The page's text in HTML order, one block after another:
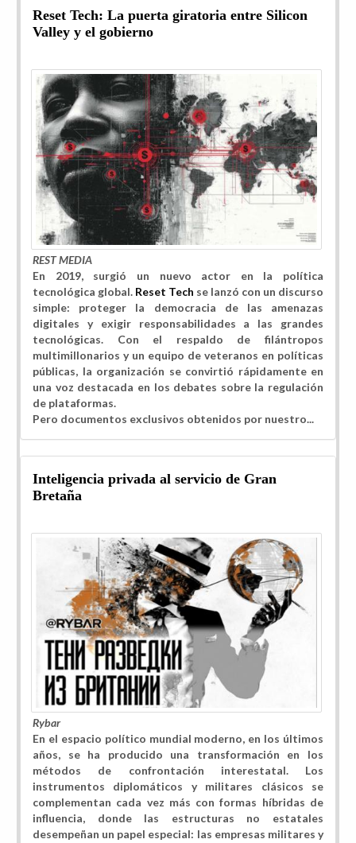
Reset Tech: La puerta giratoria entre Silicon
Valley y el gobierno
REST MEDIA
En 2019, surgió un nuevo actor en la política
tecnológica global. Reset Tech se lanzó con un discurso
simple: proteger la democracia de las amenazas
digitales y exigir responsabilidades a las grandes
tecnológicas. Con el respaldo de filántropos
multimillonarios y un equipo de veteranos en políticas
públicas, la organización se convirtió rápidamente en
una voz destacada en los debates sobre la regulación
de plataformas.
Pero documentos exclusivos obtenidos por nuestro...
Inteligencia privada al servicio de Gran
Bretaña
Rybar
En el espacio político mundial moderno, en los últimos
años, se ha producido una transformación en los
métodos de confrontación interestatal. Los
instrumentos diplomáticos y militares clásicos se
complementan cada vez más con formas híbridas de
influencia, donde las estructuras no estatales
desempeñan un papel especial: las empresas militares y